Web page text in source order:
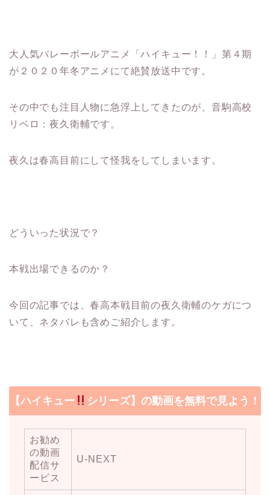
大人気バレーボールアニメ「ハイキュー！！」第４期
が２０２０年冬アニメにて絶賛放送中です。
その中でも注目人物に急浮上してきたのが、音駒高校
リベロ：夜久衛輔です。
夜久は春高目前にして怪我をしてしまいます。
どういった状況で？
本戦出場できるのか？
今回の記事では、春高本戦目前の夜久衛輔のケガにつ
いて、ネタバレも含めご紹介します。
【ハイキュー シリーズ】の動画を無料で見よう！
お勧め
の動画
配信サ
ービス
U-NEXT